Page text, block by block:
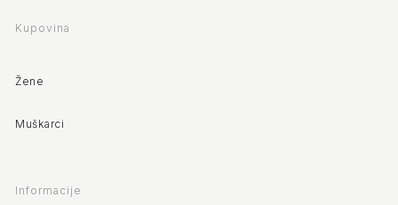
Kupovina
Žene
Muškarci
Informacije